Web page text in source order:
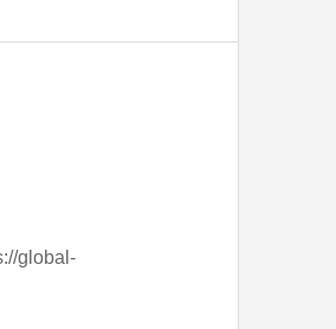
global-